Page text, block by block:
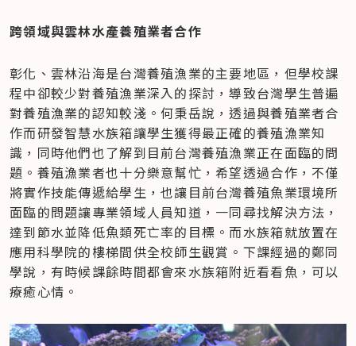
跨領域與雲林水產養殖業者合作
彰化、雲林沿海是台灣養殖漁業的主要地區，但學校課
程中卻較少對養殖漁業深入的探討，導致台灣學生普遍
對養殖漁業的認知較淺。何秉岳說，透過與養殖業者合
作而研發智慧水族箱讓學生獲得最正確的養殖漁業知
識，同時他們也了解到目前台灣養殖漁業正在面臨的問
題。養殖漁業者也十分樂意幫忙，希望透過合作，不僅
將實作技能傳遞給學生，也讓目前台灣養殖魚業環境所
面臨的問題讓專業領域人員知道，一同尋找解決方法，
達到節水並降低魚類死亡率的目標。而水族箱就放置在
應用科學院的樓梯間供全校師生觀賞。下課經過的鄭同
學說，有時候課餘時間都會來水族箱附近看看魚，可以
療癒心情。